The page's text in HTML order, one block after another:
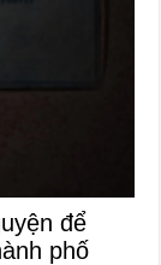
để
phố